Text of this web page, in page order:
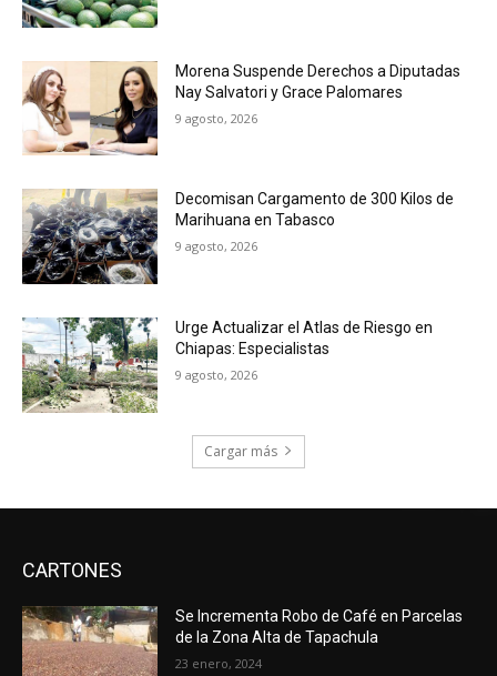
Morena Suspende Derechos a Diputadas
Nay Salvatori y Grace Palomares
9 agosto, 2026
Decomisan Cargamento de 300 Kilos de
Marihuana en Tabasco
9 agosto, 2026
Urge Actualizar el Atlas de Riesgo en
Chiapas: Especialistas
9 agosto, 2026
Cargar más
CARTONES
Se Incrementa Robo de Café en Parcelas
de la Zona Alta de Tapachula
23 enero, 2024